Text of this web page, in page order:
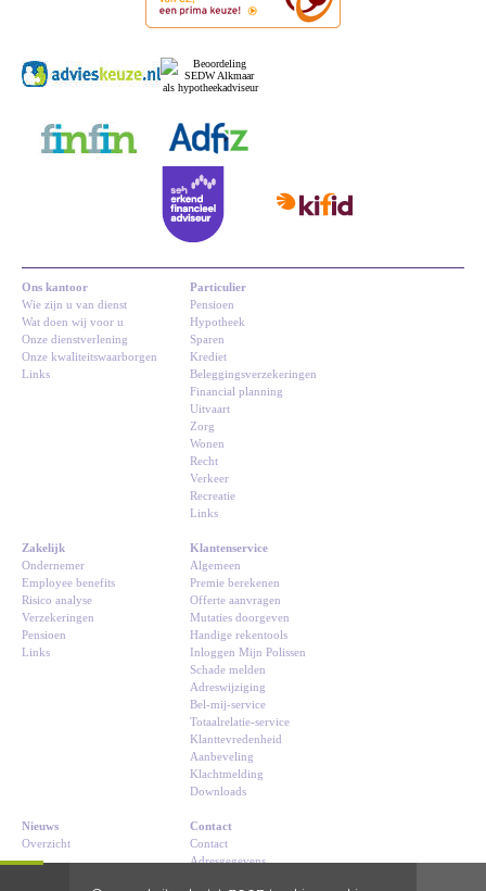
Ons kantoor
Wie zijn u van dienst
Wat doen wij voor u
Onze dienstverlening
Onze kwaliteitswaarborgen
Links
Particulier
Pensioen
Hypotheek
Sparen
Krediet
Beleggingsverzekeringen
Financial planning
Uitvaart
Zorg
Wonen
Recht
Verkeer
Recreatie
Links
Zakelijk
Ondernemer
Employee benefits
Risico analyse
Verzekeringen
Pensioen
Links
Klantenservice
Algemeen
Premie berekenen
Offerte aanvragen
Mutaties doorgeven
Handige rekentools
Inloggen Mijn Polissen
Schade melden
Adreswijziging
Bel-mij-service
Totaalrelatie-service
Klanttevredenheid
Aanbeveling
Klachtmelding
Downloads
Nieuws
Overzicht
Contact
Contact
Adresgegevens